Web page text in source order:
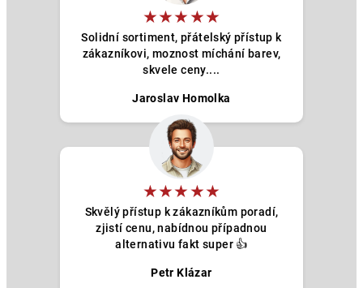
★★★★★
Solidní sortiment, přátelský přístup k
zákazníkovi, moznost míchání barev,
skvele ceny....
Jaroslav Homolka
★★★★★
Skvělý přístup k zákazníkům poradí,
zjistí cenu, nabídnou případnou
alternativu fakt super 👍
Petr Klázar